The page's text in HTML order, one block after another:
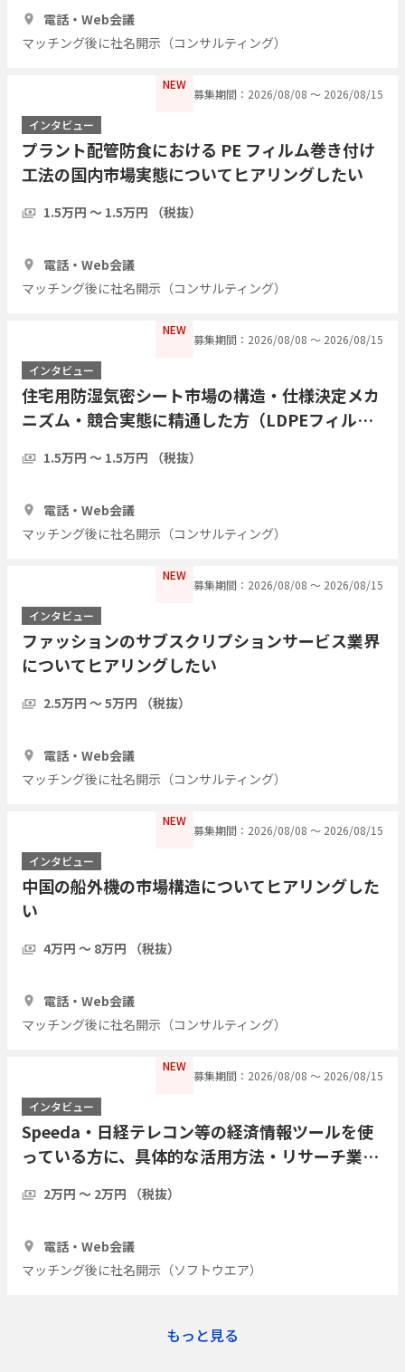
電話・Web会議
マッチング後に社名開示（コンサルティング）
NEW
募集期間：2026/08/08 〜 2026/08/15
インタビュー
プラント配管防食における PE フィルム巻き付け
工法の国内市場実態についてヒアリングしたい
1.5万円 〜 1.5万円 （税抜）
電話・Web会議
マッチング後に社名開示（コンサルティング）
NEW
募集期間：2026/08/08 〜 2026/08/15
インタビュー
住宅用防湿気密シート市場の構造・仕様決定メカ
ニズム・競合実態に精通した方（LDPEフィル
グしたい
1.5万円 〜 1.5万円 （税抜）
電話・Web会議
マッチング後に社名開示（コンサルティング）
NEW
募集期間：2026/08/08 〜 2026/08/15
インタビュー
ファッションのサブスクリプションサービス業界
についてヒアリングしたい
2.5万円 〜 5万円 （税抜）
電話・Web会議
マッチング後に社名開示（コンサルティング）
NEW
募集期間：2026/08/08 〜 2026/08/15
インタビュー
中国の船外機の市場構造についてヒアリングした
い
4万円 〜 8万円 （税抜）
電話・Web会議
マッチング後に社名開示（コンサルティング）
NEW
募集期間：2026/08/08 〜 2026/08/15
インタビュー
Speeda・日経テレコン等の経済情報ツールを使
っている方に、具体的な活用方法・リサーチ業務
2万円 〜 2万円 （税抜）
電話・Web会議
マッチング後に社名開示（ソフトウエア）
もっと見る